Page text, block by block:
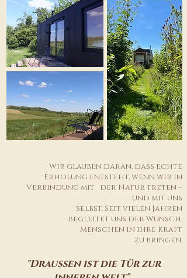
Wir glauben daran, dass echte
Erholung entsteht, wenn wir in
Verbindung mit der Natur treten –
und mit uns
selbst. Seit vielen Jahren
begleitet uns der Wunsch,
Menschen in ihre Kraft
zu bringen.
"Draußen ist die Tür zur